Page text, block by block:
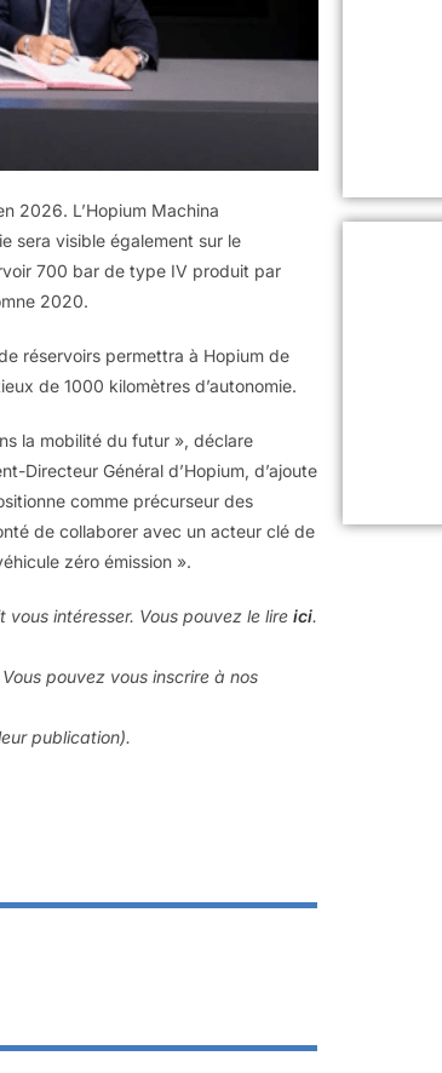
2026. L’Hopium Machina
sera visible également sur le
700 bar de type IV produit par
2020.
réservoirs permettra à Hopium de
de 1000 kilomètres d’autonomie.
la mobilité du futur », déclare
Directeur Général d’Hopium, d’ajoute
comme précurseur des
de collaborer avec un acteur clé de
zéro émission ».
intéresser. Vous pouvez le lire ici.
pouvez vous inscrire à nos
publication).